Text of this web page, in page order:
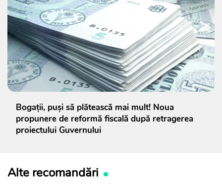
Bogații, puși să plătească mai mult! Noua
propunere de reformă fiscală după retragerea
proiectului Guvernului
Alte recomandări